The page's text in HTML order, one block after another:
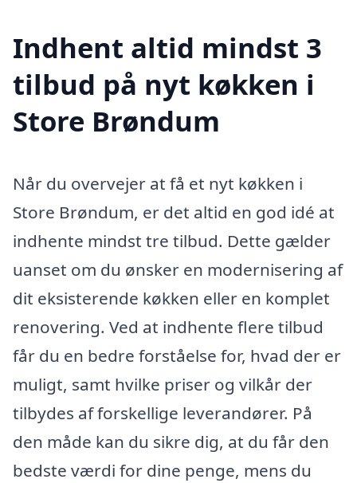
Indhent altid mindst 3
tilbud på nyt køkken i
Store Brøndum
Når du overvejer at få et nyt køkken i
Store Brøndum, er det altid en god idé at
indhente mindst tre tilbud. Dette gælder
uanset om du ønsker en modernisering af
dit eksisterende køkken eller en komplet
renovering. Ved at indhente flere tilbud
får du en bedre forståelse for, hvad der er
muligt, samt hvilke priser og vilkår der
tilbydes af forskellige leverandører. På
den måde kan du sikre dig, at du får den
bedste værdi for dine penge, mens du